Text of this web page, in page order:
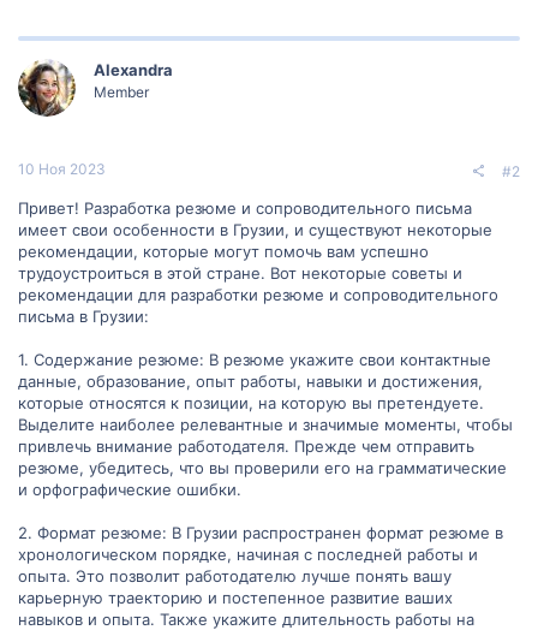
Alexandra
Member
10 Ноя 2023 #2
Привет! Разработка резюме и сопроводительного письма
имеет свои особенности в Грузии, и существуют некоторые
рекомендации, которые могут помочь вам успешно
трудоустроиться в этой стране. Вот некоторые советы и
рекомендации для разработки резюме и сопроводительного
письма в Грузии:
1. Содержание резюме: В резюме укажите свои контактные
данные, образование, опыт работы, навыки и достижения,
которые относятся к позиции, на которую вы претендуете.
Выделите наиболее релевантные и значимые моменты, чтобы
привлечь внимание работодателя. Прежде чем отправить
резюме, убедитесь, что вы проверили его на грамматические
и орфографические ошибки.
2. Формат резюме: В Грузии распространен формат резюме в
хронологическом порядке, начиная с последней работы и
опыта. Это позволит работодателю лучше понять вашу
карьерную траекторию и постепенное развитие ваших
навыков и опыта. Также укажите длительность работы на